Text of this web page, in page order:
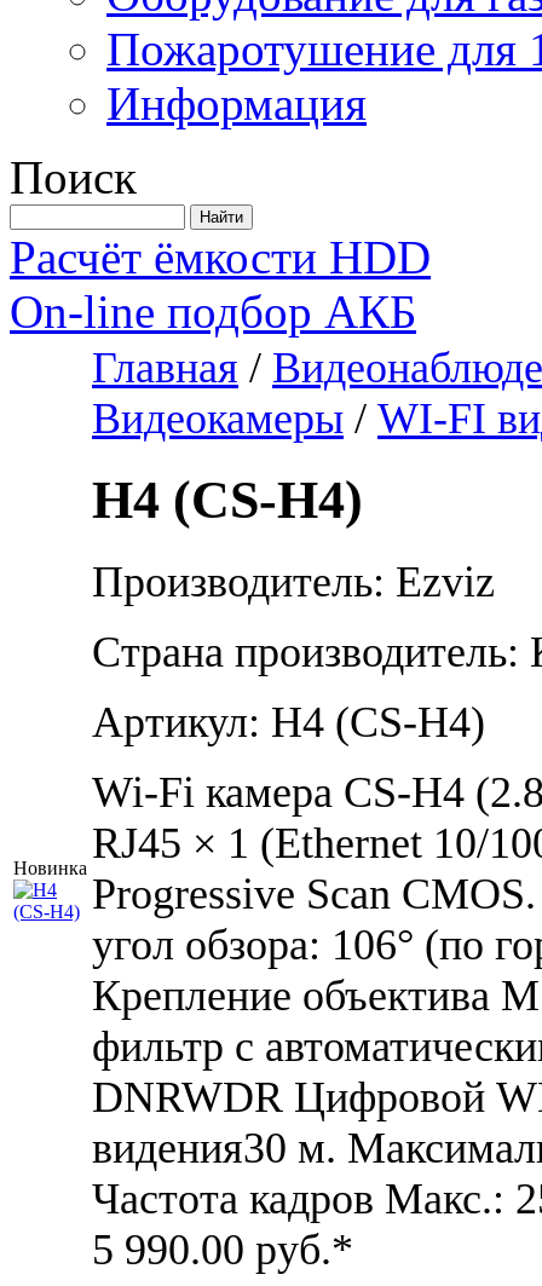
Пожаротушение для
Информация
Поиск
Расчёт ёмкости HDD
On-line подбор АКБ
Новинка
Главная /
Видеокамеры / WI-FI
H4 (CS-H4)
Производитель: Ezviz
Страна производитель:
Артикул: H4 (CS-H4)
Wi-Fi камера CS-H4
RJ45 × 1 (Ethernet 10/
Progressive Scan
угол обзора: 106° (по
Крепление объектива
фильтр с
DNRWDR Цифровой
видения30 м.
Частота кадров Макс.:
5 990.00 руб.*